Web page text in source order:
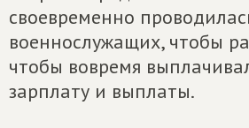
своевременно
военнослужащих, чтобы
чтобы вовремя
зарплату и выплаты.